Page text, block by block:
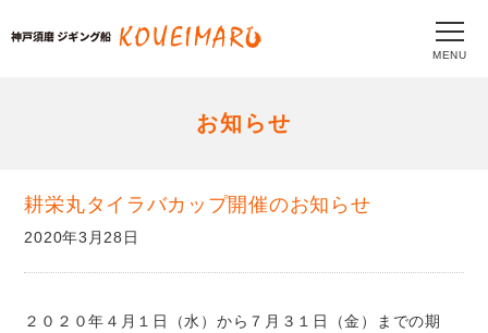
MENU
お知らせ
耕栄丸タイラバカップ開催のお知らせ
2020年3月28日
２０２０年４月１日（水）から７月３１日（金）までの期